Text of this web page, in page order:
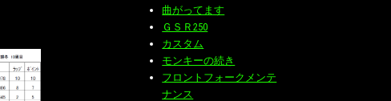
曲がってます
ＧＳＲ250
カスタム
モンキーの続き
フロントフォークメンテ
ナンス